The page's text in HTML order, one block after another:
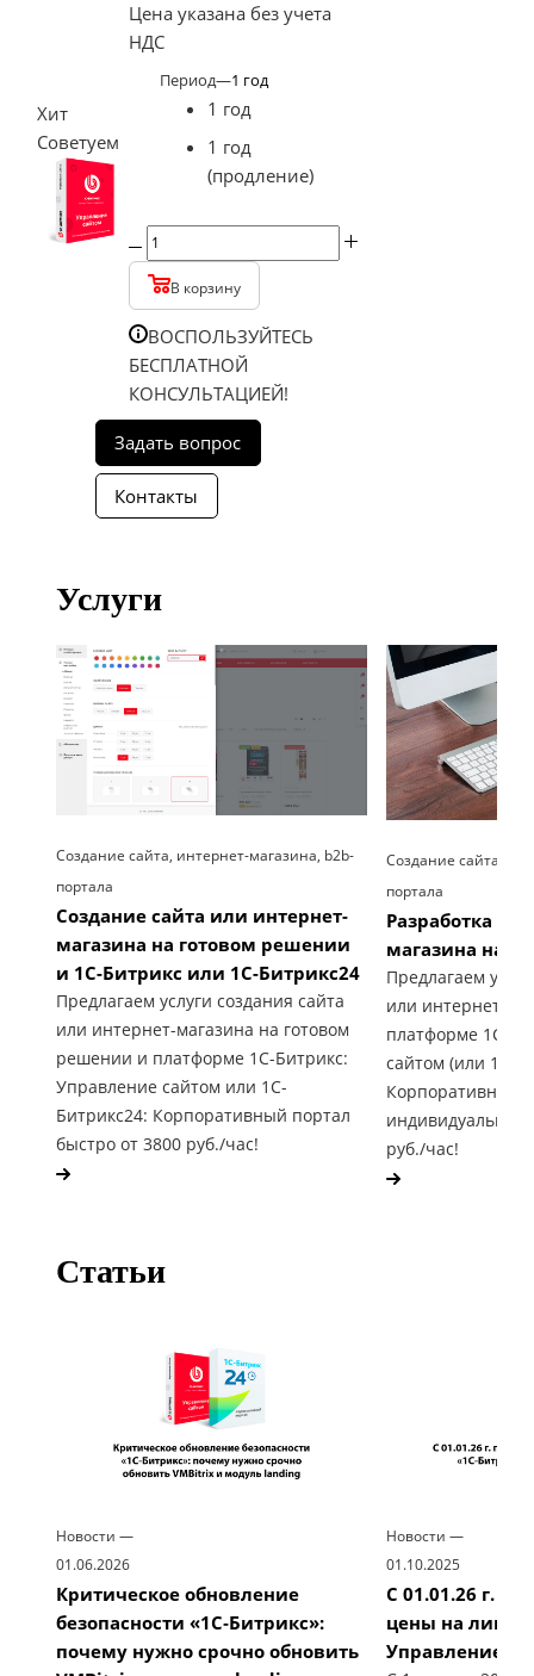
Хит
Советуем
Цена указана без учета
НДС
Период—1 год
1 год
1 год
(продление)
В корзину
ВОСПОЛЬЗУЙТЕСЬ
БЕСПЛАТНОЙ
КОНСУЛЬТАЦИЕЙ!
Услуги
Создание сайта, интернет-магазина, b2b-
портала
Создание сайта или интернет-
магазина на готовом решении
и 1С-Битрикс или 1С-Битрикс24
Предлагаем услуги создания сайта
или интернет-магазина на готовом
решении и платформе 1С-Битрикс:
Управление сайтом или 1С-
Битрикс24: Корпоративный портал
быстро от 3800 руб./час!
Создание сайта,
портала
Разработка
магазина на
Предлагаем
или интернет-
платформе 1С-
сайтом (или 1С-
Корпоративный
индивидуальные
руб./час!
Статьи
Новости —
01.06.2026
Критическое обновление
безопасности «1С‑Битрикс»:
почему нужно срочно обновить
Новости —
01.10.2025
С 01.01.26 г.
цены на
Управление